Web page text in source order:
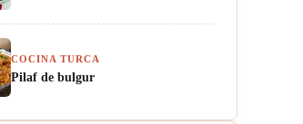
COCINA TURCA
Pilaf de bulgur